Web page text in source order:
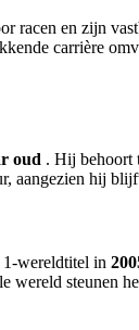
en zijn
carrière
oud . Hij behoort
hij
1-wereldtitel in
wereld steunen